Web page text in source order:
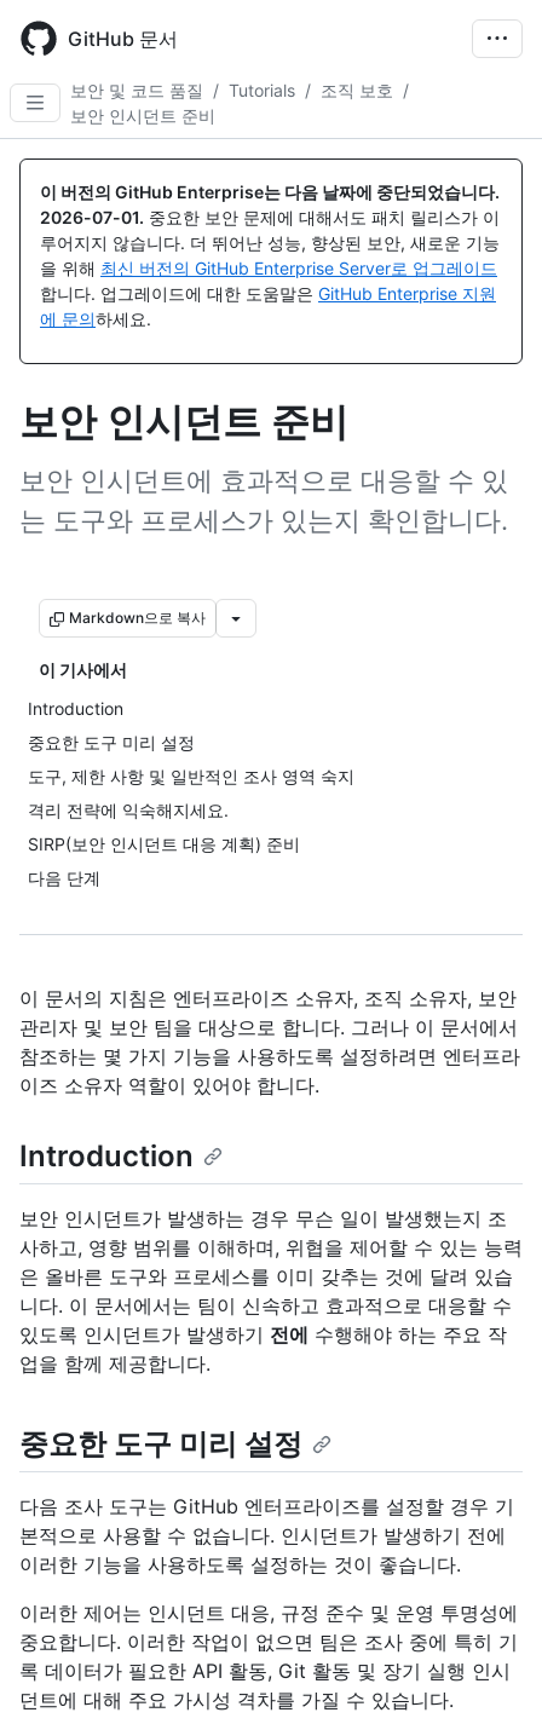
main
content
GitHub 문서
보안 및 코드 품질 / Tutorials / 조직 보호 /
보안 인시던트 준비
이 버전의 GitHub Enterprise는 다음 날짜에 중단되었습니다.
2026-07-01. 중요한 보안 문제에 대해서도 패치 릴리스가 이
루어지지 않습니다. 더 뛰어난 성능, 향상된 보안, 새로운 기능
을 위해 최신 버전의 GitHub Enterprise Server로 업그레이드
합니다. 업그레이드에 대한 도움말은 GitHub Enterprise 지원
에 문의하세요.
보안 인시던트 준비
보안 인시던트에 효과적으로 대응할 수 있
는 도구와 프로세스가 있는지 확인합니다.
Markdown으로 복사
이 기사에서
Introduction
중요한 도구 미리 설정
도구, 제한 사항 및 일반적인 조사 영역 숙지
격리 전략에 익숙해지세요.
SIRP(보안 인시던트 대응 계획) 준비
다음 단계
이 문서의 지침은 엔터프라이즈 소유자, 조직 소유자, 보안
관리자 및 보안 팀을 대상으로 합니다. 그러나 이 문서에서
참조하는 몇 가지 기능을 사용하도록 설정하려면 엔터프라
이즈 소유자 역할이 있어야 합니다.
Introduction
보안 인시던트가 발생하는 경우 무슨 일이 발생했는지 조
사하고, 영향 범위를 이해하며, 위협을 제어할 수 있는 능력
은 올바른 도구와 프로세스를 이미 갖추는 것에 달려 있습
니다. 이 문서에서는 팀이 신속하고 효과적으로 대응할 수
있도록 인시던트가 발생하기 전에 수행해야 하는 주요 작
업을 함께 제공합니다.
중요한 도구 미리 설정
다음 조사 도구는 GitHub 엔터프라이즈를 설정할 경우 기
본적으로 사용할 수 없습니다. 인시던트가 발생하기 전에
이러한 기능을 사용하도록 설정하는 것이 좋습니다.
이러한 제어는 인시던트 대응, 규정 준수 및 운영 투명성에
중요합니다. 이러한 작업이 없으면 팀은 조사 중에 특히 기
록 데이터가 필요한 API 활동, Git 활동 및 장기 실행 인시
던트에 대해 주요 가시성 격차를 가질 수 있습니다.